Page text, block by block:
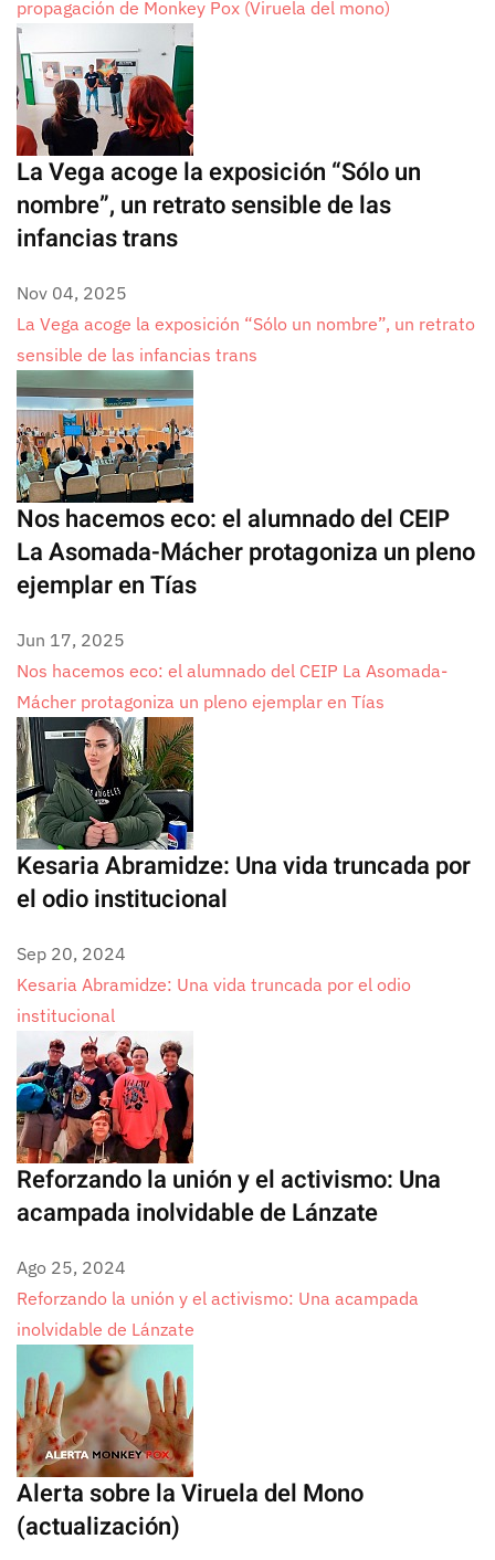
propagación de Monkey Pox (Viruela del mono)
La Vega acoge la exposición “Sólo un
nombre”, un retrato sensible de las
infancias trans
Nov 04, 2025
La Vega acoge la exposición “Sólo un nombre”, un retrato
sensible de las infancias trans
Nos hacemos eco: el alumnado del CEIP
La Asomada-Mácher protagoniza un pleno
ejemplar en Tías
Jun 17, 2025
Nos hacemos eco: el alumnado del CEIP La Asomada-
Mácher protagoniza un pleno ejemplar en Tías
Kesaria Abramidze: Una vida truncada por
el odio institucional
Sep 20, 2024
Kesaria Abramidze: Una vida truncada por el odio
institucional
Reforzando la unión y el activismo: Una
acampada inolvidable de Lánzate
Ago 25, 2024
Reforzando la unión y el activismo: Una acampada
inolvidable de Lánzate
Alerta sobre la Viruela del Mono
(actualización)